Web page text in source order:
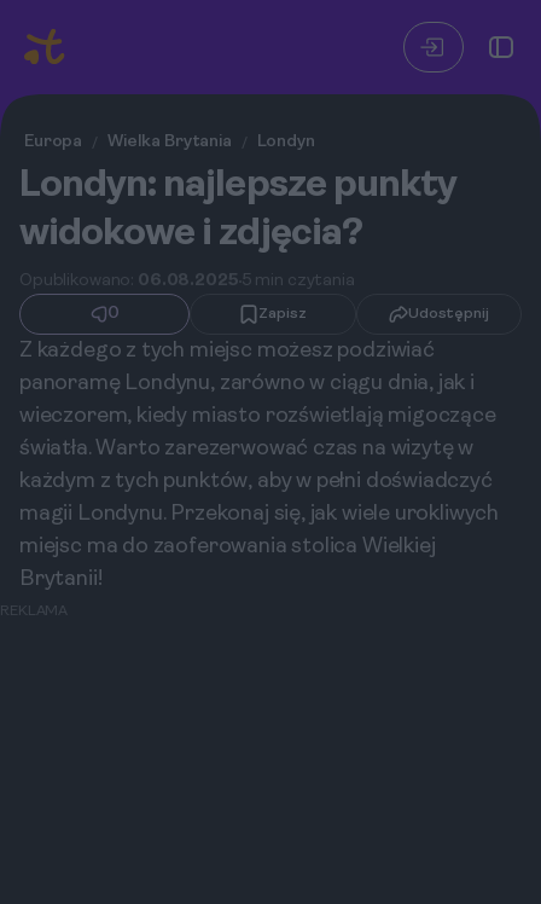
Europa / Wielka Brytania / Londyn
Londyn: najlepsze punkty
widokowe i zdjęcia?
Opublikowano: 06.08.2025 5 min czytania
0
Zapisz Udostępnij
Z każdego z tych miejsc możesz podziwiać
panoramę Londynu, zarówno w ciągu dnia, jak i
wieczorem, kiedy miasto rozświetlają migoczące
światła. Warto zarezerwować czas na wizytę w
każdym z tych punktów, aby w pełni doświadczyć
magii Londynu. Przekonaj się, jak wiele urokliwych
miejsc ma do zaoferowania stolica Wielkiej
Brytanii!
REKLAMA